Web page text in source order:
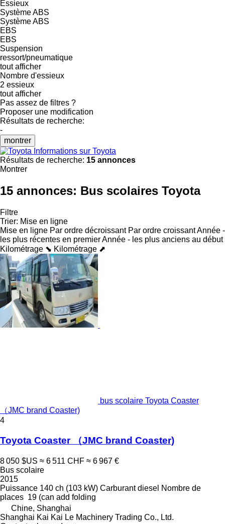
Essieux
Système ABS
Système ABS
EBS
EBS
Suspension
ressort/pneumatique
tout afficher
Nombre d'essieux
2 essieux
tout afficher
Pas assez de filtres ?
Proposer une modification
Résultats de recherche:
-
montrer
Informations sur Toyota
Résultats de recherche: 15 annonces
Montrer
15 annonces: Bus scolaires Toyota
Filtre
Trier: Mise en ligne
Mise en ligne Par ordre décroissant Par ordre croissantAnnée -
les plus récentes en premierAnnée - les plus anciens au début
Kilométrage ⬊ Kilométrage ⬈
bus scolaire Toyota Coaster
（JMC brand Coaster)
4
Toyota Coaster （JMC brand Coaster)
8 050 $US ≈ 6 511 CHF ≈ 6 967 €
Bus scolaire
2015
Puissance 140 ch (103 kW) Carburant diesel Nombre de
places 19 (can add folding
Chine, Shanghai
Shanghai Kai Kai Le Machinery Trading Co., Ltd.